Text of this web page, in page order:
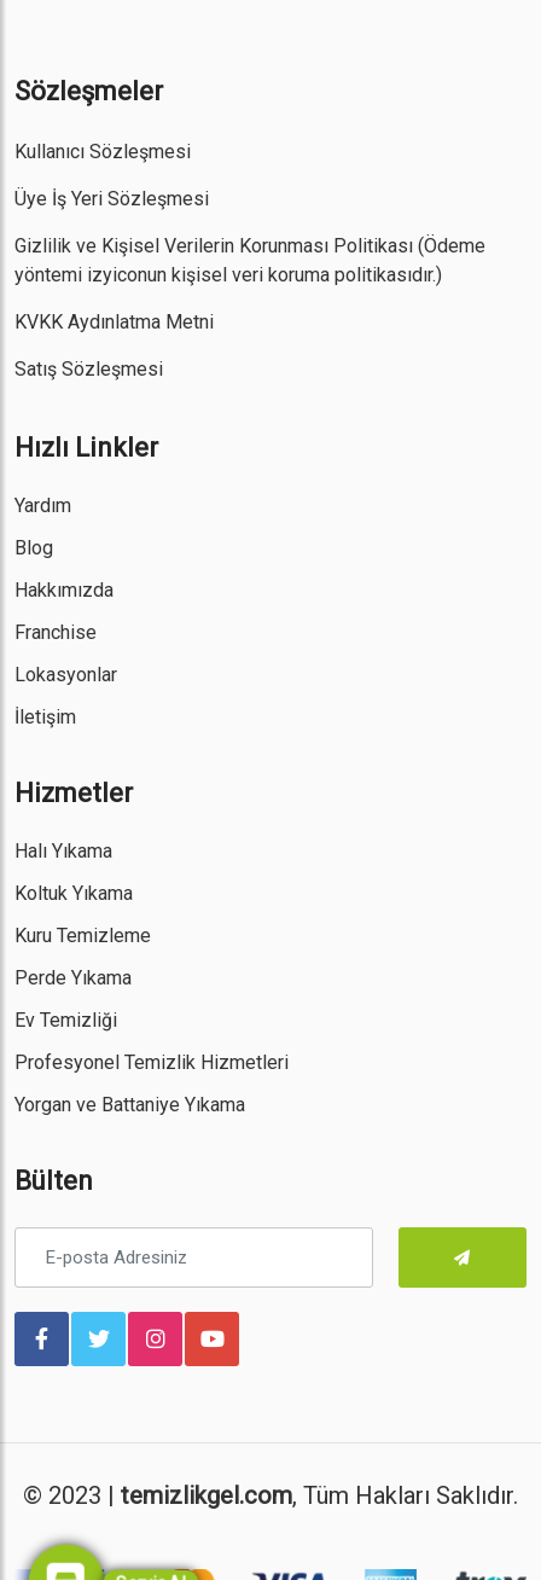
Sözleşmeler
Kullanıcı Sözleşmesi
Üye İş Yeri Sözleşmesi
Gizlilik ve Kişisel Verilerin Korunması Politikası (Ödeme
yöntemi izyiconun kişisel veri koruma politikasıdır.)
KVKK Aydınlatma Metni
Satış Sözleşmesi
Hızlı Linkler
Yardım
Blog
Hakkımızda
Franchise
Lokasyonlar
İletişim
Hizmetler
Halı Yıkama
Koltuk Yıkama
Kuru Temizleme
Perde Yıkama
Ev Temizliği
Profesyonel Temizlik Hizmetleri
Yorgan ve Battaniye Yıkama
Bülten
© 2023 | temizlikgel.com, Tüm Hakları Saklıdır.